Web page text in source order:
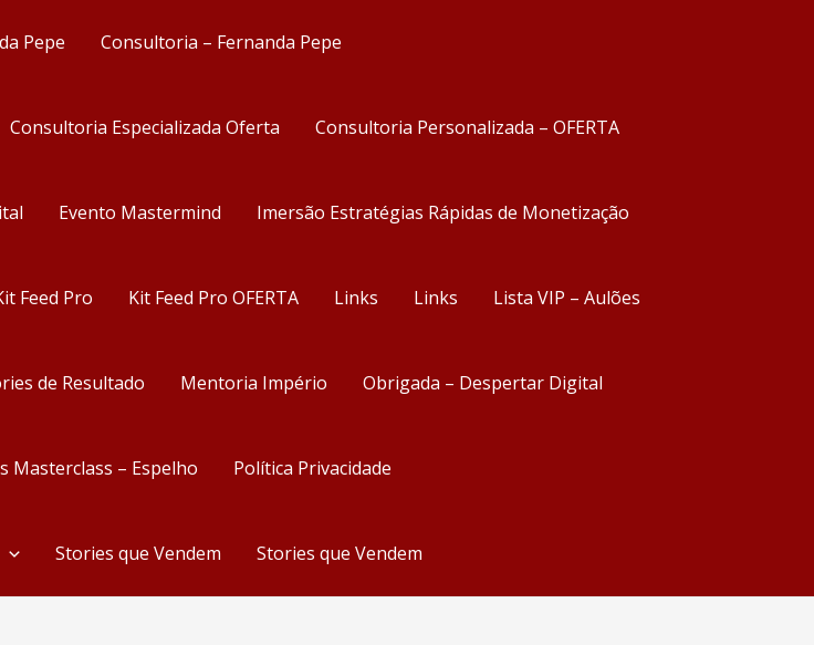
Pepe Consultoria – Fernanda Pepe
Consultoria Especializada Oferta Consultoria Personalizada – OFERTA
Evento Mastermind Imersão Estratégias Rápidas de Monetização
Feed Pro Kit Feed Pro OFERTA Links Links Lista VIP – Aulões
de Resultado Mentoria Império Obrigada – Despertar Digital
Masterclass – Espelho Política Privacidade
Stories que Vendem Stories que Vendem